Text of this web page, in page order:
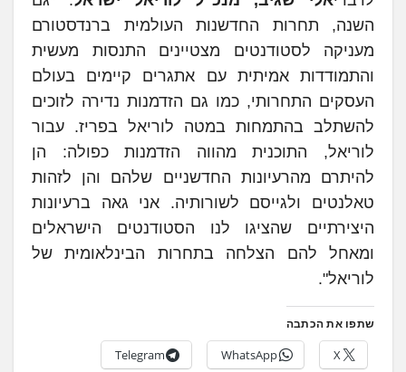
השנה, תחרות החדשנות העולמית ברנדסטורם
מעניקה לסטודנטים מצטיינים התנסות מעשית
והתמודדות אמיתית עם אתגרים קיימים בעולם
העסקים התחרותי, כמו גם הזדמנות נדירה לזוכים
להשתלב בהתמחות במטה לוריאל בפריז. עבור
לוריאל, התוכנית מהווה הזדמנות כפולה: הן
להיתרם מהרעיונות החדשניים שלהם והן לזהות
טאלנטים ולגייסם לשורותיה. אני גאה ברעיונות
היצירתיים שהציגו לנו הסטודנטים הישראלים
ומאחל להם הצלחה בתחרות הבינלאומית של
לוריאל".
שתפו את הכתבה
X
WhatsApp
Telegram